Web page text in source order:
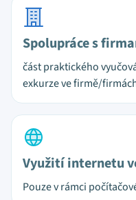
Spolupráce s
část praktického
exkurze ve firmě/
Využití internetu
Pouze v rámci